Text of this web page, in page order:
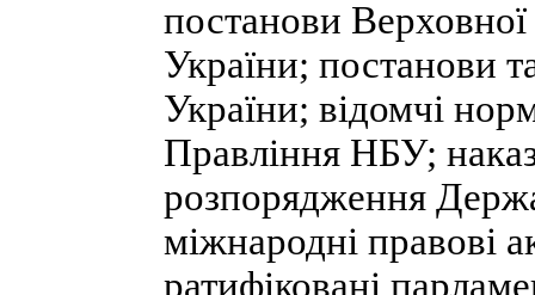
постанови
України; постанови
України; відомчі
Правління НБУ;
розпорядження
міжнародні правові
ратифіковані